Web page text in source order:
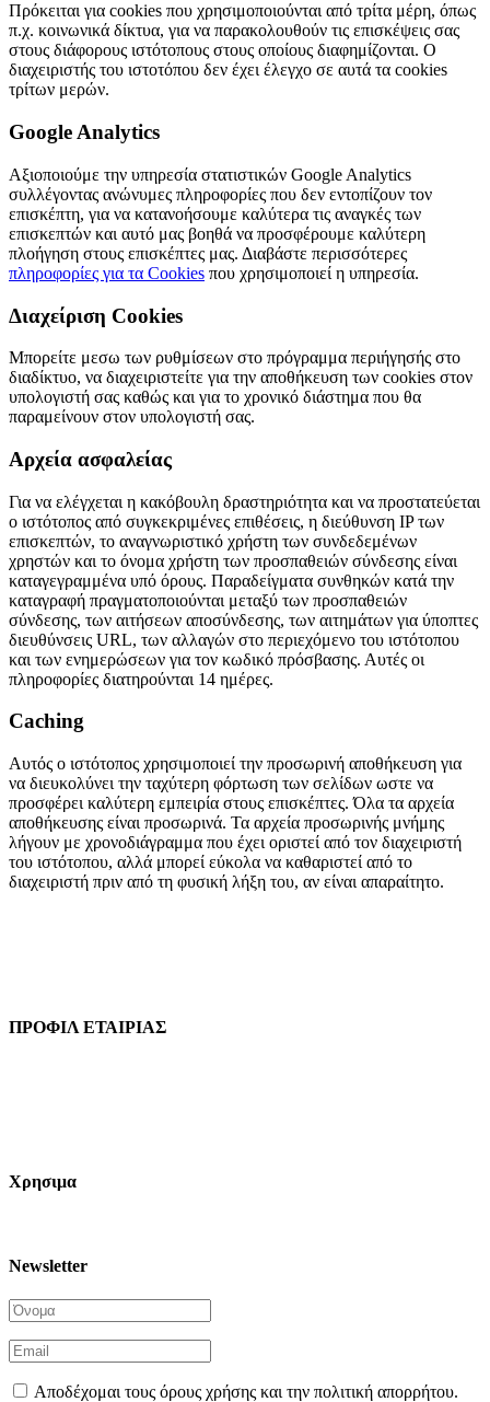
Πρόκειται για cookies που χρησιμοποιούνται από τρίτα μέρη, όπως
π.χ. κοινωνικά δίκτυα, για να παρακολουθούν τις επισκέψεις σας
στους διάφορους ιστότοπους στους οποίους διαφημίζονται. Ο
διαχειριστής του ιστοτόπου δεν έχει έλεγχο σε αυτά τα cookies
τρίτων μερών.
Google Analytics
Αξιοποιούμε την υπηρεσία στατιστικών Google Analytics
συλλέγοντας ανώνυμες πληροφορίες που δεν εντοπίζουν τον
επισκέπτη, για να κατανοήσουμε καλύτερα τις αναγκές των
επισκεπτών και αυτό μας βοηθά να προσφέρουμε καλύτερη
πλοήγηση στους επισκέπτες μας. Διαβάστε περισσότερες
πληροφορίες για τα Cookies που χρησιμοποιεί η υπηρεσία.
Διαχείριση Cookies
Μπορείτε μεσω των ρυθμίσεων στο πρόγραμμα περιήγησής στο
διαδίκτυο, να διαχειριστείτε για την αποθήκευση των cookies στον
υπολογιστή σας καθώς και για το χρονικό διάστημα που θα
παραμείνουν στον υπολογιστή σας.
Αρχεία ασφαλείας
Για να ελέγχεται η κακόβουλη δραστηριότητα και να προστατεύεται
ο ιστότοπος από συγκεκριμένες επιθέσεις, η διεύθυνση IP των
επισκεπτών, το αναγνωριστικό χρήστη των συνδεδεμένων
χρηστών και το όνομα χρήστη των προσπαθειών σύνδεσης είναι
καταγεγραμμένα υπό όρους. Παραδείγματα συνθηκών κατά την
καταγραφή πραγματοποιούνται μεταξύ των προσπαθειών
σύνδεσης, των αιτήσεων αποσύνδεσης, των αιτημάτων για ύποπτες
διευθύνσεις URL, των αλλαγών στο περιεχόμενο του ιστότοπου
και των ενημερώσεων για τον κωδικό πρόσβασης. Αυτές οι
πληροφορίες διατηρούνται 14 ημέρες.
Caching
Αυτός ο ιστότοπος χρησιμοποιεί την προσωρινή αποθήκευση για
να διευκολύνει την ταχύτερη φόρτωση των σελίδων ωστε να
προσφέρει καλύτερη εμπειρία στους επισκέπτες.Όλα τα αρχεία
αποθήκευσης είναι προσωρινά. Τα αρχεία προσωρινής μνήμης
λήγουν με χρονοδιάγραμμα που έχει οριστεί από τον διαχειριστή
του ιστότοπου, αλλά μπορεί εύκολα να καθαριστεί από το
διαχειριστή πριν από τη φυσική λήξη του, αν είναι απαραίτητο.
ΠΡΟΦΙΛ ΕΤΑΙΡΙΑΣ
Χρησιμα
Newsletter
Αποδέχομαι τους όρους χρήσης και την πολιτική απορρήτου.